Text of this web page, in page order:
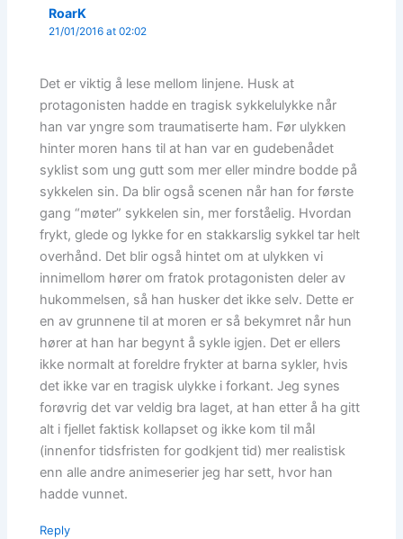
RoarK
21/01/2016 at 02:02
Det er viktig å lese mellom linjene. Husk at
protagonisten hadde en tragisk sykkelulykke når
han var yngre som traumatiserte ham. Før ulykken
hinter moren hans til at han var en gudebenådet
syklist som ung gutt som mer eller mindre bodde på
sykkelen sin. Da blir også scenen når han for første
gang “møter” sykkelen sin, mer forståelig. Hvordan
frykt, glede og lykke for en stakkarslig sykkel tar helt
overhånd. Det blir også hintet om at ulykken vi
innimellom hører om fratok protagonisten deler av
hukommelsen, så han husker det ikke selv. Dette er
en av grunnene til at moren er så bekymret når hun
hører at han har begynt å sykle igjen. Det er ellers
ikke normalt at foreldre frykter at barna sykler, hvis
det ikke var en tragisk ulykke i forkant. Jeg synes
forøvrig det var veldig bra laget, at han etter å ha gitt
alt i fjellet faktisk kollapset og ikke kom til mål
(innenfor tidsfristen for godkjent tid) mer realistisk
enn alle andre animeserier jeg har sett, hvor han
hadde vunnet.
Reply